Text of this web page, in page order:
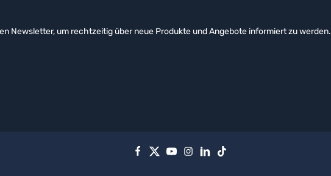
Newsletter, um rechtzeitig über neue Produkte und Angebote informiert zu werden.